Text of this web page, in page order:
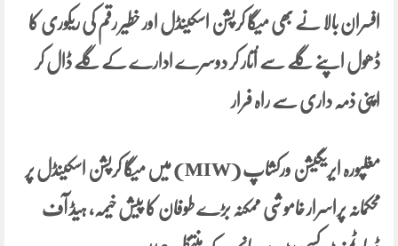
افسران بالا نے بھی میگا کرپشن اسکینڈل اور خطیر رقم کی ریکوری کا
ڈھول اپنے گلے سے اُتار کر دوسرے ادارے کے گلے ڈال کر
اپنی ذمہ داری سے راہ فرار
مغلپورہ ایریگیشن ورکشاپ (MIW) میں میگا کرپشن اسکینڈل پر
محکمانہ پراسرار خاموشی ممکنہ بڑے طوفان کا پیش خیمہ، ہیڈ آف